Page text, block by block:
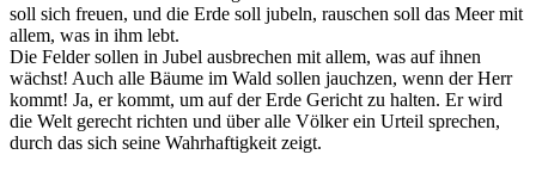
soll sich freuen, und die Erde soll jubeln, rauschen soll das Meer mit
allem, was in ihm lebt.
Die Felder sollen in Jubel ausbrechen mit allem, was auf ihnen
wächst! Auch alle Bäume im Wald sollen jauchzen, wenn der Herr
kommt! Ja, er kommt, um auf der Erde Gericht zu halten. Er wird
die Welt gerecht richten und über alle Völker ein Urteil sprechen,
durch das sich seine Wahrhaftigkeit zeigt.